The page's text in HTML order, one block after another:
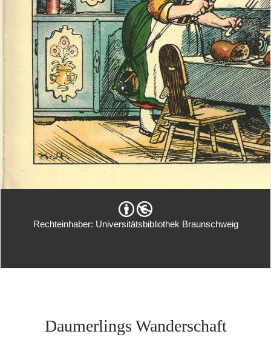
Rechteinhaber: Universitätsbibliothek Braunschweig
Daumerlings Wanderschaft